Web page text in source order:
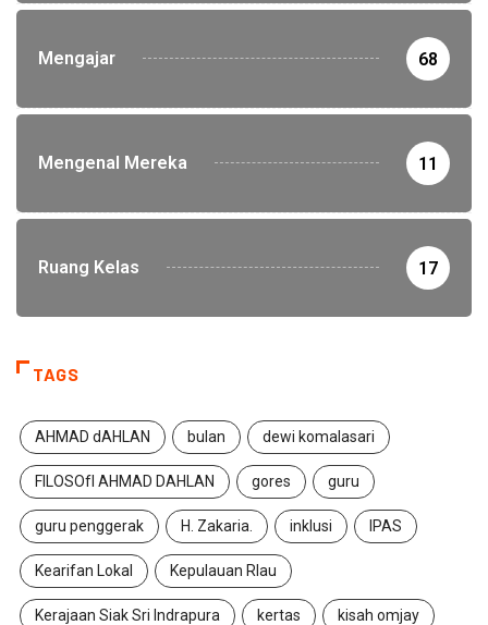
Mengajar 68
Mengenal Mereka 11
Ruang Kelas 17
TAGS
AHMAD dAHLAN bulan dewi komalasari
FILOSOfI AHMAD DAHLAN gores guru
guru penggerak H. Zakaria. inklusi IPAS
Kearifan Lokal Kepulauan RIau
Kerajaan Siak Sri Indrapura kertas kisah omjay